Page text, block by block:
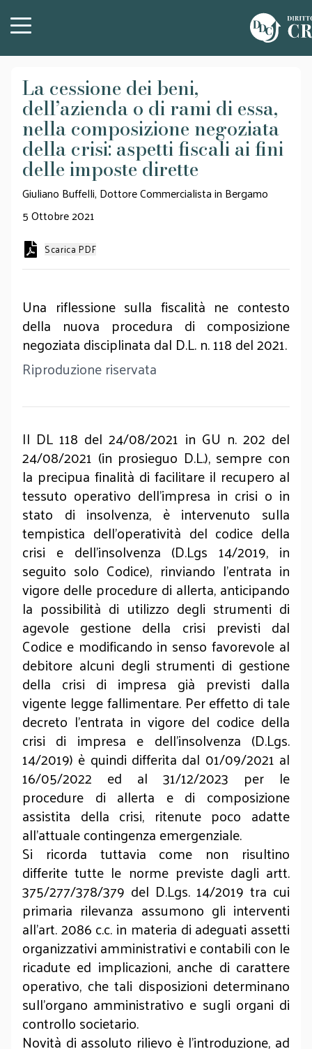
La cessione dei beni,
dell’azienda o di rami di essa,
nella composizione negoziata
della crisi: aspetti fiscali ai fini
delle imposte dirette
Giuliano Buffelli, Dottore Commercialista in Bergamo
5 Ottobre 2021
Scarica PDF
Una riflessione sulla fiscalità ne contesto
della nuova procedura di composizione
negoziata disciplinata dal D.L. n. 118 del 2021.
Riproduzione riservata
Il DL 118 del 24/08/2021 in GU n. 202 del
24/08/2021 (in prosieguo D.L.), sempre con
la precipua finalità di facilitare il recupero al
tessuto operativo dell’impresa in crisi o in
stato di insolvenza, è intervenuto sulla
tempistica dell’operatività del codice della
crisi e dell’insolvenza (D.Lgs 14/2019, in
seguito solo Codice), rinviando l’entrata in
vigore delle procedure di allerta, anticipando
la possibilità di utilizzo degli strumenti di
agevole gestione della crisi previsti dal
Codice e modificando in senso favorevole al
debitore alcuni degli strumenti di gestione
della crisi di impresa già previsti dalla
vigente legge fallimentare. Per effetto di tale
decreto l’entrata in vigore del codice della
crisi di impresa e dell’insolvenza (D.Lgs.
14/2019) è quindi differita dal 01/09/2021 al
16/05/2022 ed al 31/12/2023 per le
procedure di allerta e di composizione
assistita della crisi, ritenute poco adatte
all’attuale contingenza emergenziale.
Si ricorda tuttavia come non risultino
differite tutte le norme previste dagli artt.
375/277/378/379 del D.Lgs. 14/2019 tra cui
primaria rilevanza assumono gli interventi
all’art. 2086 c.c. in materia di adeguati assetti
organizzativi amministrativi e contabili con le
ricadute ed implicazioni, anche di carattere
operativo, che tali disposizioni determinano
sull’organo amministrativo e sugli organi di
controllo societario.
Novità di assoluto rilievo è l’introduzione, ad